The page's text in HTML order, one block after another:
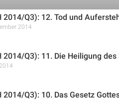
Q3): 12. Tod und
2014
Q3): 11. Die Heiligung des
Q3): 10. Das Gesetz